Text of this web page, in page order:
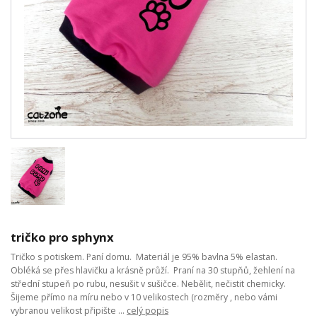
tričko pro sphynx
Tričko s potiskem. Paní domu. Materiál je 95% bavlna 5% elastan.
Obléká se přes hlavičku a krásně průží. Praní na 30 stupňů, žehlení na
střední stupeň po rubu, nesušit v sušičce. Nebělit, nečistit chemicky.
Šijeme přímo na míru nebo v 10 velikostech (rozměry , nebo vámi
vybranou velikost připište ... celý popis